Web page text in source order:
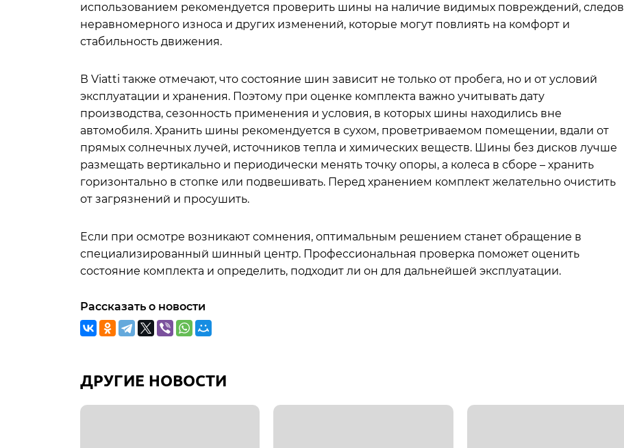
использованием рекомендуется проверить шины на наличие видимых повреждений, следов
неравномерного износа и других изменений, которые могут повлиять на комфорт и
стабильность движения.
В Viatti также отмечают, что состояние шин зависит не только от пробега, но и от условий
эксплуатации и хранения. Поэтому при оценке комплекта важно учитывать дату
производства, сезонность применения и условия, в которых шины находились вне
автомобиля. Хранить шины рекомендуется в сухом, проветриваемом помещении, вдали от
прямых солнечных лучей, источников тепла и химических веществ. Шины без дисков лучше
размещать вертикально и периодически менять точку опоры, а колеса в сборе – хранить
горизонтально в стопке или подвешивать. Перед хранением комплект желательно очистить
от загрязнений и просушить.
Если при осмотре возникают сомнения, оптимальным решением станет обращение в
специализированный шинный центр. Профессиональная проверка поможет оценить
состояние комплекта и определить, подходит ли он для дальнейшей эксплуатации.
Рассказать о новости
ДРУГИЕ НОВОСТИ